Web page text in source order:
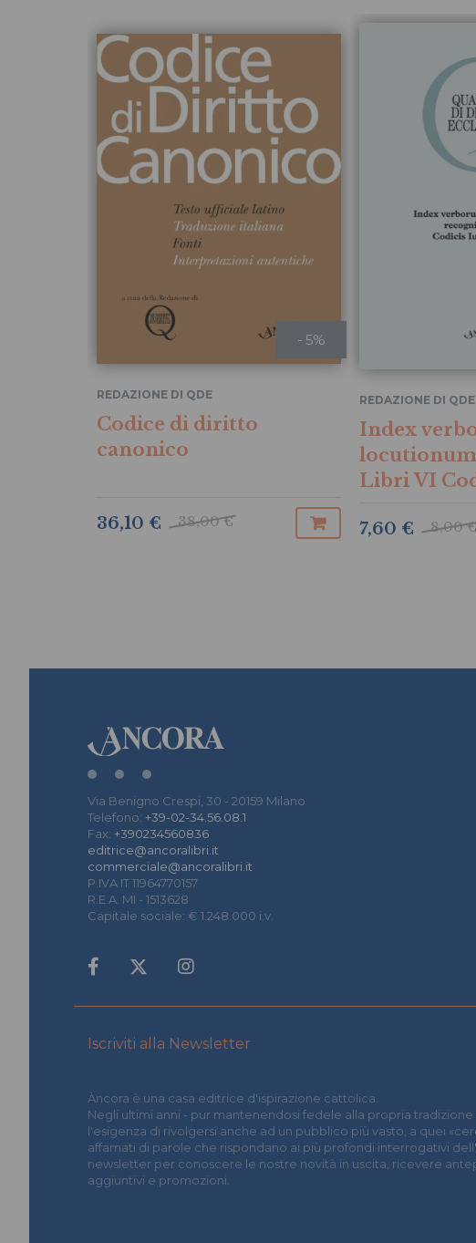
- 5%
REDAZIONE DI QDE
Codice di diritto
canonico
38,00 €
36,10 €
REDAZIONE DI QDE
Index
Libri VI
8,00 €
7,60 €
Via Benigno Crespi, 30 - 20159 Milano
Telefono: +39-02-34.56.08.1
Fax: +390234560836
editrice@ancoralibri.it
commerciale@ancoralibri.it
P.IVA IT 11964770157
R.E.A. MI - 1513628
Capitale sociale: € 1.248.000 i.v.
Iscriviti alla Newsletter
Àncora è una casa editrice d'ispirazione cattolica.
Negli ultimi anni - pur mantenendosi fedele alla propria tradizione
l'esigenza di rivolgersi anche ad un pubblico più vasto, a quei
affamati di parole che rispondano ai più profondi interrogativi
newsletter per conoscere le nostre novità in uscita, ricevere
aggiuntivi e promozioni.